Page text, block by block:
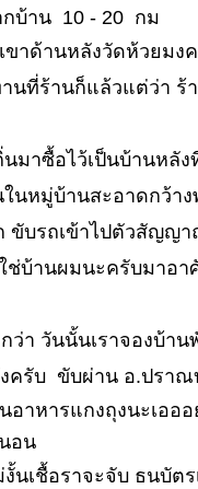
กบ้าน 10 - 20 กม
าด้านหลังวัดห้วยมง
นที่ร้านก็แล้วแต่ว่า ร้
มาซื้อไว้เป็นบ้านหลัง
นหมู่บ้านสะอาดกว้
บรถเข้าไปตัวสัญญา
บ้านผมนะครับมาอา
า วันนั้นเราจองบ้า
ครับ ขับผ่าน อ.ปรา
าหารแกงถุงนะเออ
อน
เชื้อราจะจับ ธนบัตร